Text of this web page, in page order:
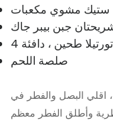
ستيك مشوي مكعبات
جبن بيبر جاك
4 تورتيلا طحين ، دافئة
صلصة اللحم
اقلي البصل والفطر في
طرية وأطلق الفطر معظم